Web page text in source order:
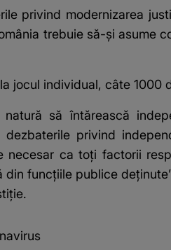
privind modernizarea
trebuie să-şi asume
jocul individual, câte
să întărească
privind
necesar ca toţi factorii
funcţiile publice